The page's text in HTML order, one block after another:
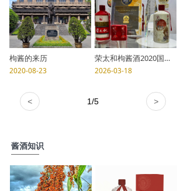
枸酱的来历
2020-08-23
荣太和枸酱酒2020国际赛事4枚奖牌获奖全记录：双金勋章背后的品质传奇
2026-03-18
< >
1/5
酱酒知识